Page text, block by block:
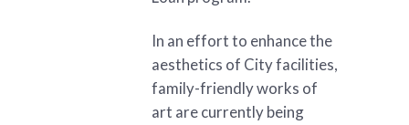
In an effort to enhance the
aesthetics of City facilities,
family-friendly works of
art are currently being